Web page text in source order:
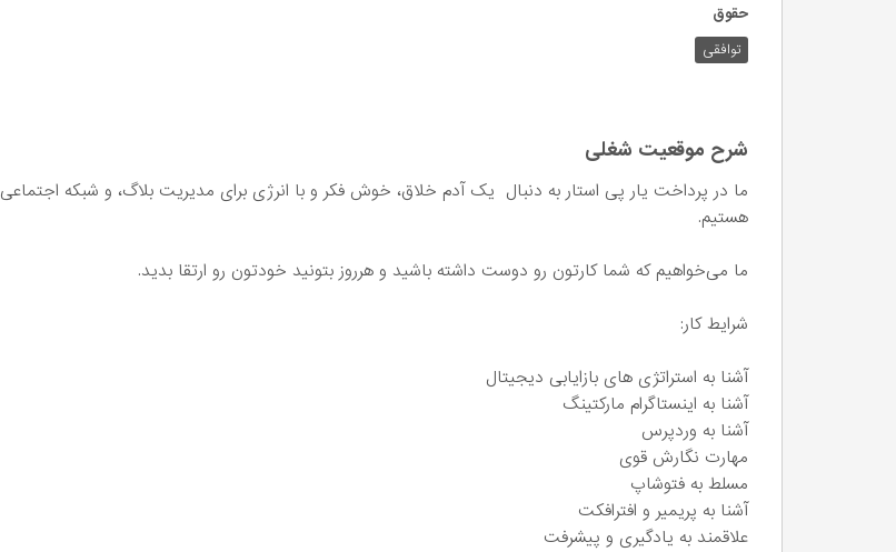
حقوق
توافقی
شرح موقعیت شغلی
ما در پرداخت یار پی استار به دنبال یک آدم خلاق، خوش فکر و با انرژی برای مدیریت بلاگ، و شبکه اجتماعی
هستیم.
ما می‌خواهیم که شما کارتون رو دوست داشته باشید و هرروز بتونید خودتون رو ارتقا بدید.
شرایط کار:
آشنا به استراتژی های بازایابی دیجیتال
آشنا به اینستاگرام مارکتینگ
آشنا به وردپرس
مهارت نگارش قوی
مسلط به فتوشاپ
آشنا به پریمیر و افترافکت
علاقمند به یادگیری و پیشرفت